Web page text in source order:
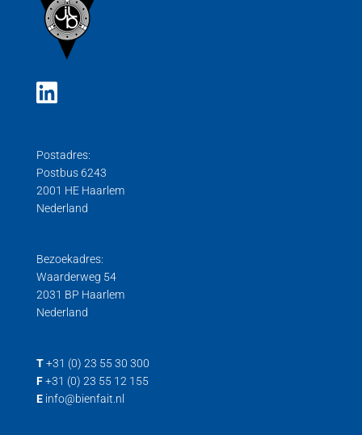
Postadres:
Postbus 6243
2001 HE Haarlem
Nederland
Bezoekadres:
Waarderweg 54
2031 BP Haarlem
Nederland
T +31 (0) 23 55 30 300
F +31 (0) 23 55 12 155
E info@bienfait.nl